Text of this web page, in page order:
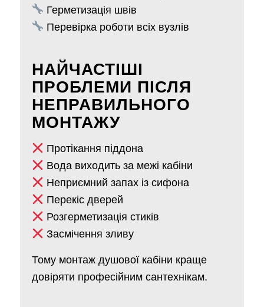
Герметизація швів
Перевірка роботи всіх вузлів
НАЙЧАСТІШІ
ПРОБЛЕМИ ПІСЛЯ
НЕПРАВИЛЬНОГО
МОНТАЖУ
Протікання піддона
Вода виходить за межі кабіни
Неприємний запах із сифона
Перекіс дверей
Розгерметизація стиків
Засмічення зливу
Тому монтаж душової кабіни краще
довіряти професійним сантехнікам.